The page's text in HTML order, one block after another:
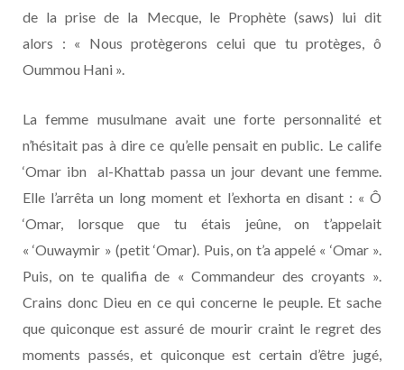
de la prise de la Mecque, le Prophète (saws) lui dit
alors : « Nous protègerons celui que tu protèges, ô
Oummou Hani ».
La femme musulmane avait une forte personnalité et
n’hésitait pas à dire ce qu’elle pensait en public. Le calife
‘Omar ibn al-Khattab passa un jour devant une femme.
Elle l’arrêta un long moment et l’exhorta en disant : « Ô
‘Omar, lorsque que tu étais jeûne, on t’appelait
« ‘Ouwaymir » (petit ‘Omar). Puis, on t’a appelé « ‘Omar ».
Puis, on te qualifia de « Commandeur des croyants ».
Crains donc Dieu en ce qui concerne le peuple. Et sache
que quiconque est assuré de mourir craint le regret des
moments passés, et quiconque est certain d’être jugé,